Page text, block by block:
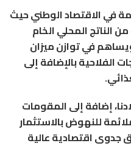
في الاقتصاد الوطني حيث
12 بالمائة من الناتج المحلي الخام
في توازن ميزان
الفلاحية بالإضافة إلى
إضافة إلى المقومات
للنهوض بالاستثمار
جدوى اقتصادية عالية